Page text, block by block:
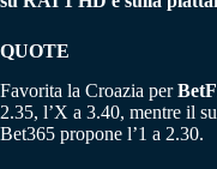
QUOTE
Favorita la Croazia per
2.35, l’X a 3.40, mentre il
Bet365 propone l’1 a 2.30.